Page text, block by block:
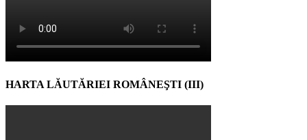
HARTA LĂUTĂRIEI ROMÂNEŞTI (III)